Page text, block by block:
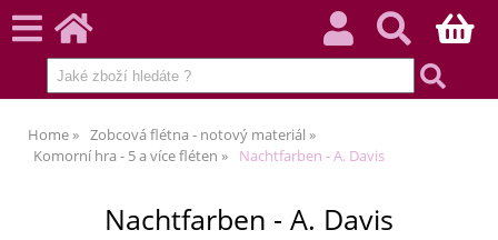
Home
Zobcová flétna - notový materiál
Komorní hra - 5 a více fléten
Nachtfarben - A. Davis
Nachtfarben - A. Davis